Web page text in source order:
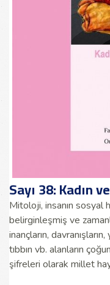
Sayı 38: Kadın
Mitoloji, insanın sosyal
belirginleşmiş ve
inançların,
tıbbın vb. alanların
şifreleri olarak millet